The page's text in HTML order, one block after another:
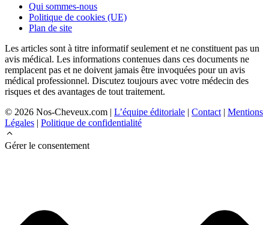
Qui sommes-nous
Politique de cookies (UE)
Plan de site
Les articles sont à titre informatif seulement et ne constituent pas un
avis médical. Les informations contenues dans ces documents ne
remplacent pas et ne doivent jamais être invoquées pour un avis
médical professionnel. Discutez toujours avec votre médecin des
risques et des avantages de tout traitement.
© 2026 Nos-Cheveux.com | L’équipe éditoriale | Contact | Mentions
Légales | Politique de confidentialité
Gérer le consentement